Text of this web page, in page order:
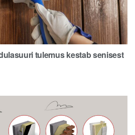
tulemus kestab senisest